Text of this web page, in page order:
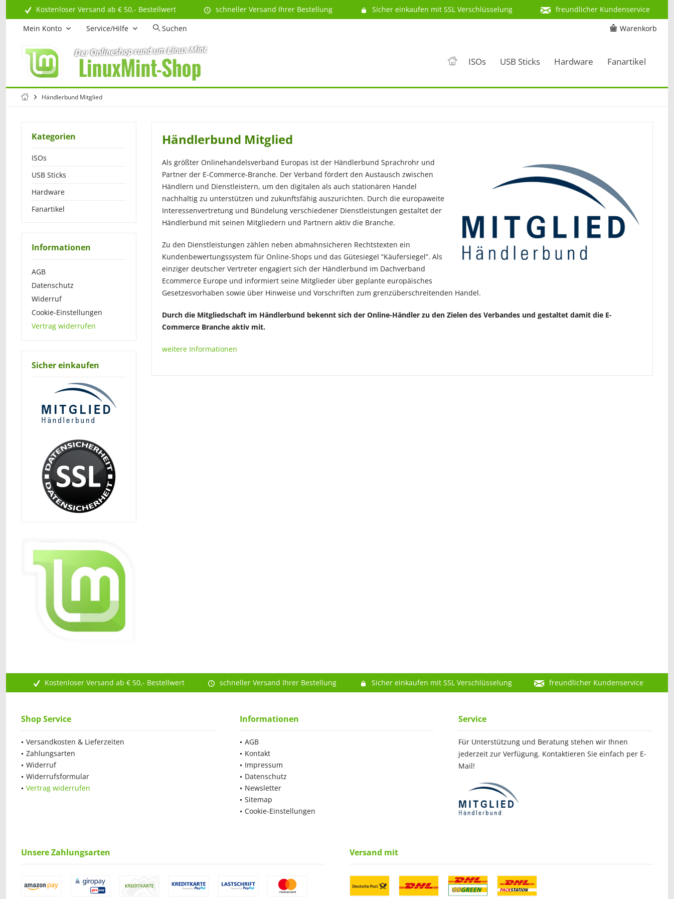
Kostenloser Versand ab € 50,- Bestellwert schneller Versand Ihrer Bestellung Sicher einkaufen mit SSL Verschlüsselung
freundlicher Kundenservice
Warenkorb
Mein Konto Service/Hilfe Suchen
ISOs USB Sticks Hardware Fanartikel
Händlerbund Mitglied
Kategorien
ISOs
USB Sticks
Hardware
Fanartikel
Informationen
AGB
Datenschutz
Widerruf
Cookie-Einstellungen
Vertrag widerrufen
Sicher einkaufen
Händlerbund Mitglied
Als größter Onlinehandelsverband Europas ist der Händlerbund Sprachrohr und
Partner der E-Commerce-Branche. Der Verband fördert den Austausch zwischen
Händlern und Dienstleistern, um den digitalen als auch stationären Handel
nachhaltig zu unterstützen und zukunftsfähig auszurichten. Durch die europaweite
Interessenvertretung und Bündelung verschiedener Dienstleistungen gestaltet der
Händlerbund mit seinen Mitgliedern und Partnern aktiv die Branche.
Zu den Dienstleistungen zählen neben abmahnsicheren Rechtstexten ein
Kundenbewertungssystem für Online-Shops und das Gütesiegel “Käufersiegel”. Als
einziger deutscher Vertreter engagiert sich der Händlerbund im Dachverband
Ecommerce Europe und informiert seine Mitglieder über geplante europäisches
Gesetzesvorhaben sowie über Hinweise und Vorschriften zum grenzüberschreitenden Handel.
Durch die Mitgliedschaft im Händlerbund bekennt sich der Online-Händler zu den Zielen des Verbandes und gestaltet damit die E-
Commerce Branche aktiv mit.
weitere Informationen
Kostenloser Versand ab € 50,- Bestellwert schneller Versand Ihrer Bestellung Sicher einkaufen mit SSL Verschlüsselung freundlicher Kundenservice
Shop Service
Versandkosten & Lieferzeiten
Zahlungsarten
Widerruf
Widerrufsformular
Vertrag widerrufen
Informationen
AGB
Kontakt
Impressum
Datenschutz
Newsletter
Sitemap
Cookie-Einstellungen
Service
Für Unterstützung und Beratung stehen wir Ihnen
jederzeit zur Verfügung. Kontaktieren Sie einfach per E-
Mail!
Unsere Zahlungsarten Versand mit